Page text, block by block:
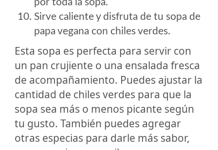
Sirve caliente y disfruta de tu sopa de
papa vegana con chiles verdes.
Esta sopa es perfecta para servir con
un pan crujiente o una ensalada fresca
de acompañamiento. Puedes ajustar la
cantidad de chiles verdes para que la
sopa sea más o menos picante según
tu gusto. También puedes agregar
otras especias para darle más sabor,